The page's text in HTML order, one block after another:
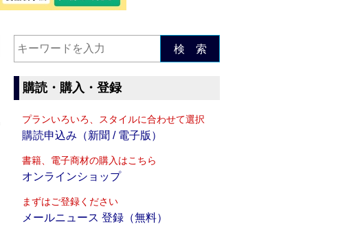
検 索
購読・購入・登録
プランいろいろ、スタイルに合わせて選択
購読申込み（新聞 / 電子版）
書籍、電子商材の購入はこちら
オンラインショップ
まずはご登録ください
メールニュース 登録（無料）